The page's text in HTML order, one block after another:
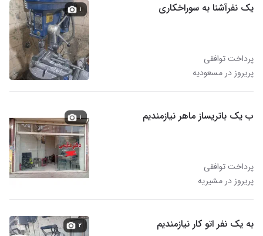
یک نفرآشنا به سوراخکاری
پرداخت توافقی
پریروز در مسعودیه
۱
ب یک باتریساز ماهر نیازمندیم
پرداخت توافقی
پریروز در مشیریه
۱
به یک نفر اتو کار نیازمندیم ۲